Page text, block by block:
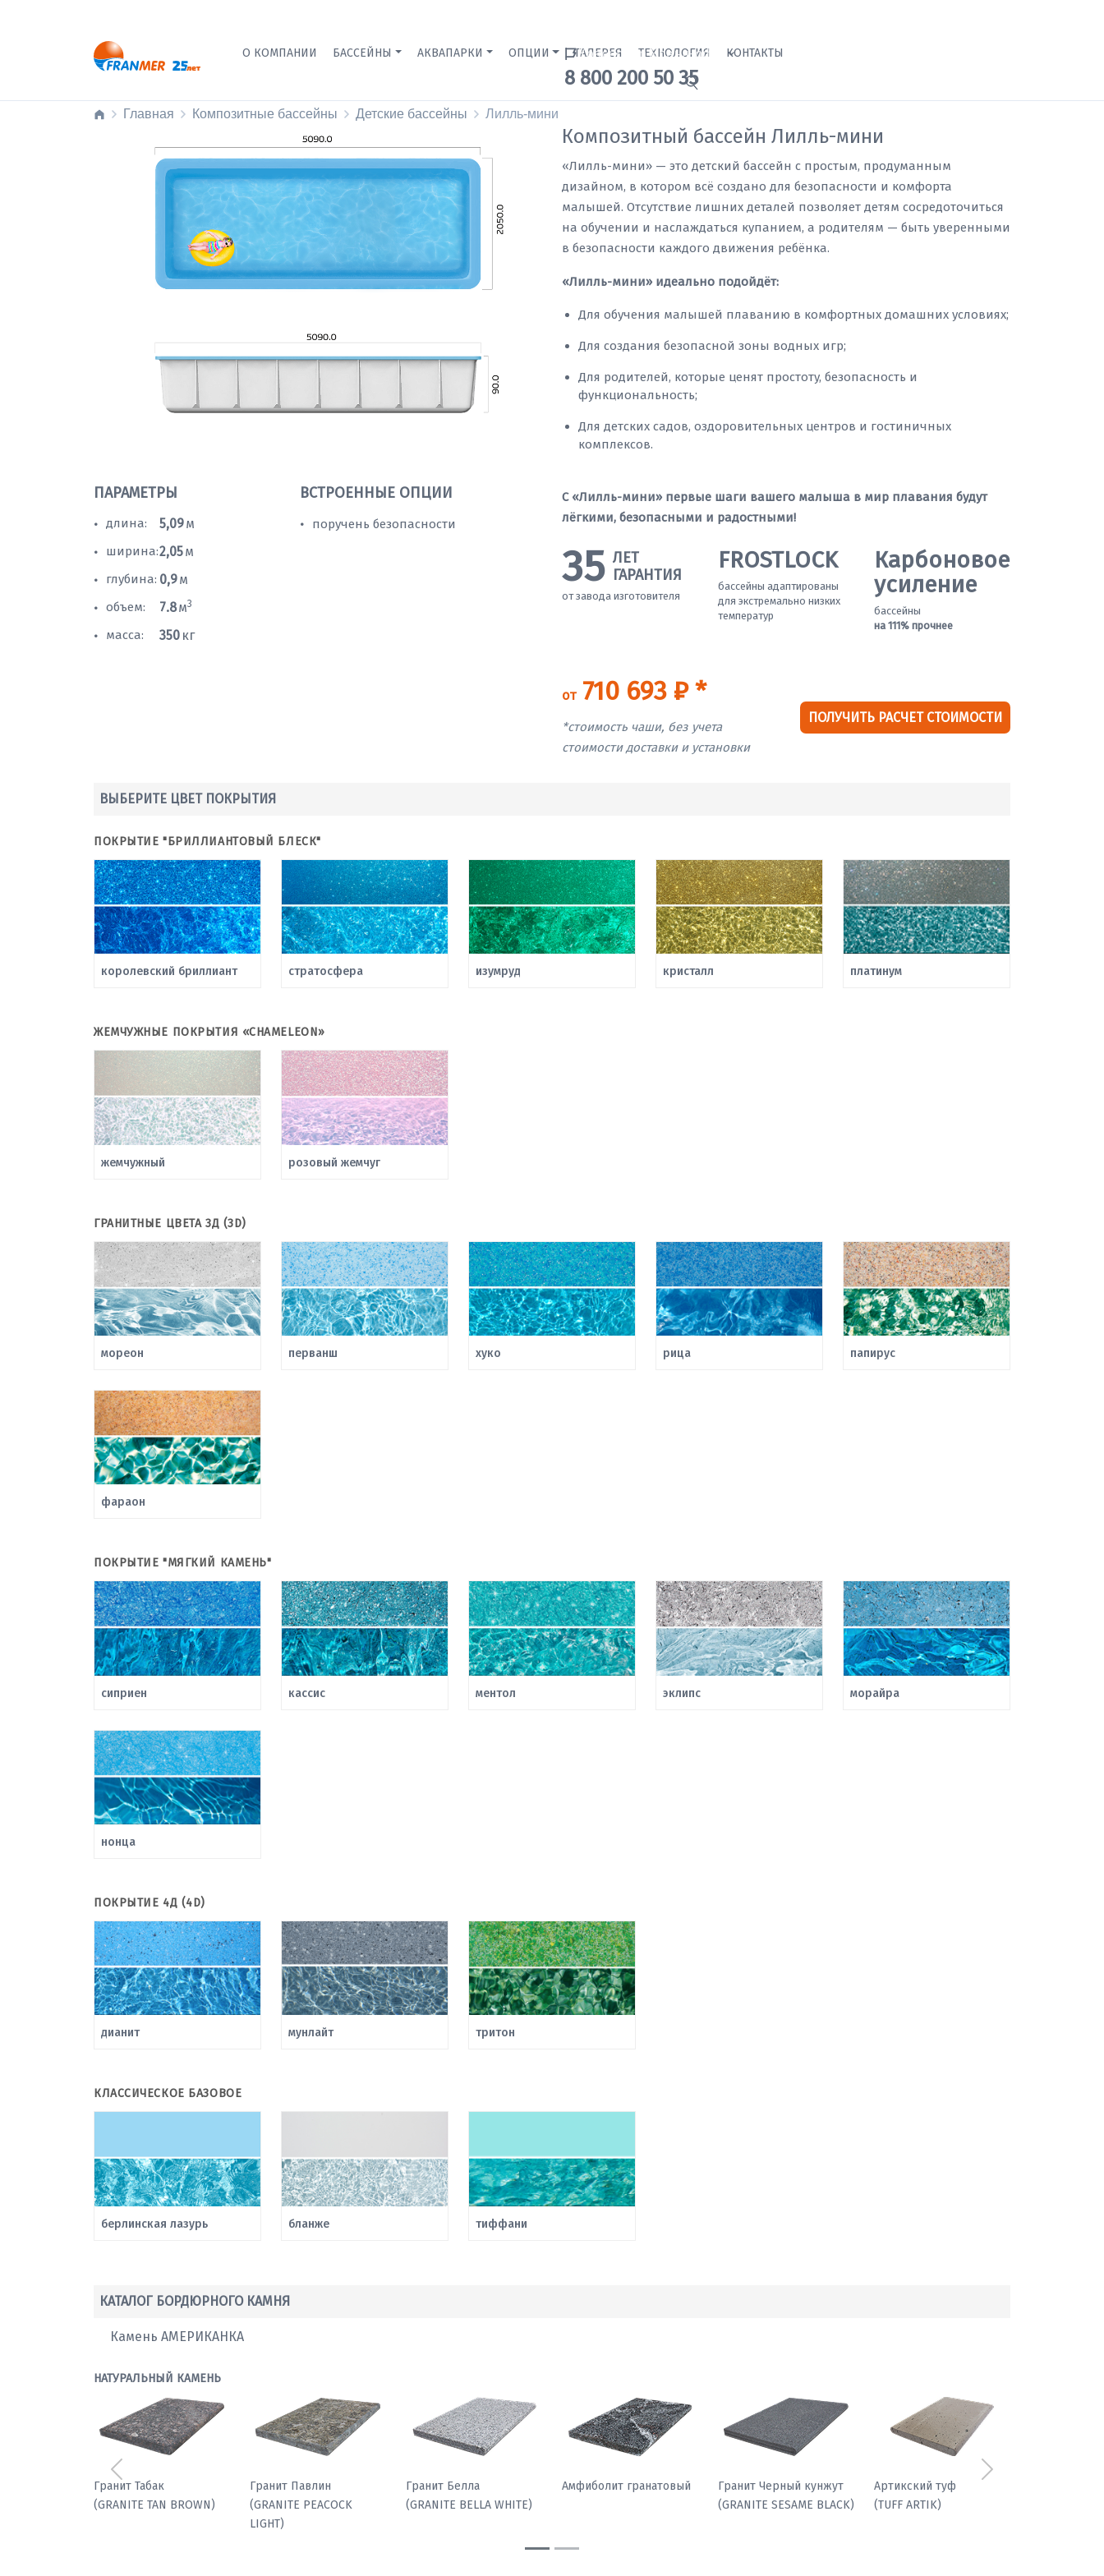
О КОМПАНИИ БАССЕЙНЫ АКВАПАРКИ ОПЦИИ ГАЛЕРЕЯ ТЕХНОЛОГИЯ КОНТАКТЫ
Краснодар Бренд-офис
8 800 200 50 35
Главная Композитные бассейны Детские бассейны Лилль-мини
ПАРАМЕТРЫ
• длина: 5,09м
• ширина:2,05м
• глубина: 0,9м
• объем: 7.8м3
• масса: 350 кг
ВСТРОЕННЫЕ ОПЦИИ
• поручень безопасности
Композитный бассейн Лилль-мини
«Лилль-мини» — это детский бассейн с простым, продуманным
дизайном, в котором всё создано для безопасности и комфорта
малышей. Отсутствие лишних деталей позволяет детям сосредоточиться
на обучении и наслаждаться купанием, а родителям — быть уверенными
в безопасности каждого движения ребёнка.
«Лилль-мини» идеально подойдёт:
Для обучения малышей плаванию в комфортных домашних условиях;
Для создания безопасной зоны водных игр;
Для родителей, которые ценят простоту, безопасность и
функциональность;
Для детских садов, оздоровительных центров и гостиничных
комплексов.
С «Лилль-мини» первые шаги вашего малыша в мир плавания будут
лёгкими, безопасными и радостными!
35 ЛЕТ
ГАРАНТИЯ
от завода изготовителя
FROSTLOCK
бассейны адаптированы
для экстремально низких
температур
Карбоновое
усиление
бассейны
на 111% прочнее
от710 693 ₽ *
*стоимость чаши, без учета
стоимости доставки и установки
ПОЛУЧИТЬ РАСЧЕТ СТОИМОСТИ
ВЫБЕРИТЕ ЦВЕТ ПОКРЫТИЯ
ПОКРЫТИЕ "БРИЛЛИАНТОВЫЙ БЛЕСК"
королевский бриллиант стратосфера изумруд кристалл платинум
ЖЕМЧУЖНЫЕ ПОКРЫТИЯ «CHAMELEON»
жемчужный розовый жемчуг
ГРАНИТНЫЕ ЦВЕТА 3Д (3D)
мореон перванш хуко рица папирус
фараон
ПОКРЫТИЕ "МЯГКИЙ КАМЕНЬ"
сиприен кассис ментол эклипс морайра
нонца
ПОКРЫТИЕ 4Д (4D)
дианит мунлайт тритон
КЛАССИЧЕСКОЕ БАЗОВОЕ
берлинская лазурь бланже тиффани
КАТАЛОГ БОРДЮРНОГО КАМНЯ
Камень АМЕРИКАНКА
НАТУРАЛЬНЫЙ КАМЕНЬ
Мрамор паллодио
Гранит Табак
(GRANITE TAN BROWN)
Гранит Павлин
(GRANITE PEACOCK
Гранит Белла
Амфиболит гранатовый
Гранит Черный кунжут
(GRANITE SESAME BLACK)
Предыдущий Следующий